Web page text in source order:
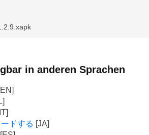
in anderen Sprachen
ドする